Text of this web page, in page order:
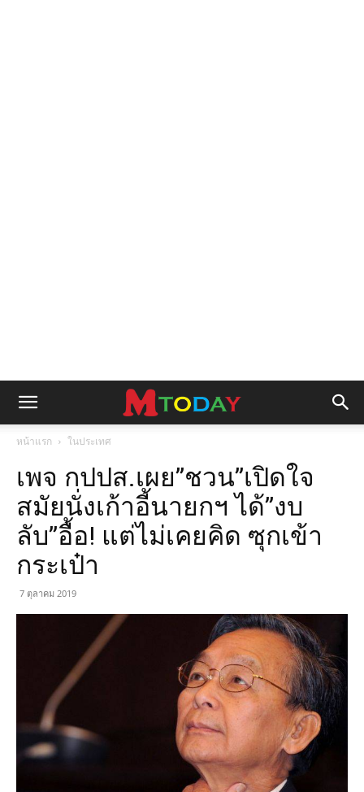
หน้าแรก ในประเทศ
เพจ กปปส.เผย”ชวน”เปิดใจ
สมัยนั่งเก้าอี้นายกฯ ได้”งบ
ลับ”อื้อ! แต่ไม่เคยคิด ซุกเข้า
กระเป๋า
7 ตุลาคม 2019